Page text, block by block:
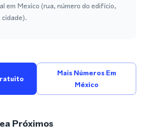
em Mexico (rua, número do edifício,
Mais Números Em
México
Próximos